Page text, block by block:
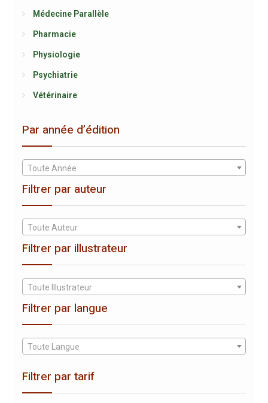
Médecine Parallèle
Pharmacie
Physiologie
Psychiatrie
Vétérinaire
Par année d’édition
Toute Année
Filtrer par auteur
Toute Auteur
Filtrer par illustrateur
Toute Illustrateur
Filtrer par langue
Toute Langue
Filtrer par tarif